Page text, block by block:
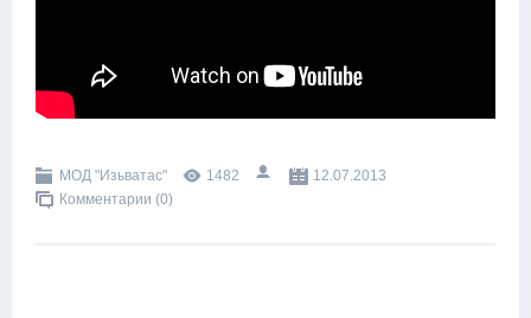
МОД "Изьватас" 1482
12.07.2013
Комментарии (0)